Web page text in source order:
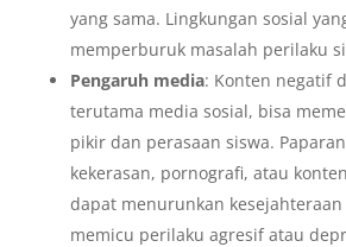
yang sama. Lingkungan sosial
memperburuk masalah perilaku
Pengaruh media: Konten negatif
terutama media sosial, bisa
pikir dan perasaan siswa.
kekerasan, pornografi, atau
dapat menurunkan
memicu perilaku agresif atau